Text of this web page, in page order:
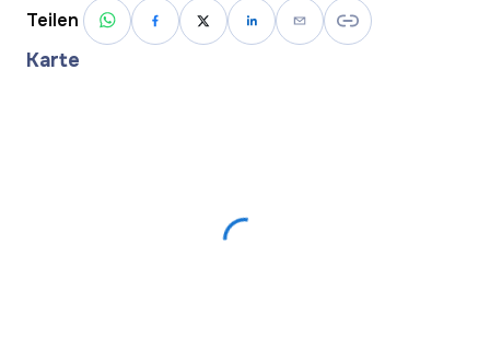
Teilen
Karte